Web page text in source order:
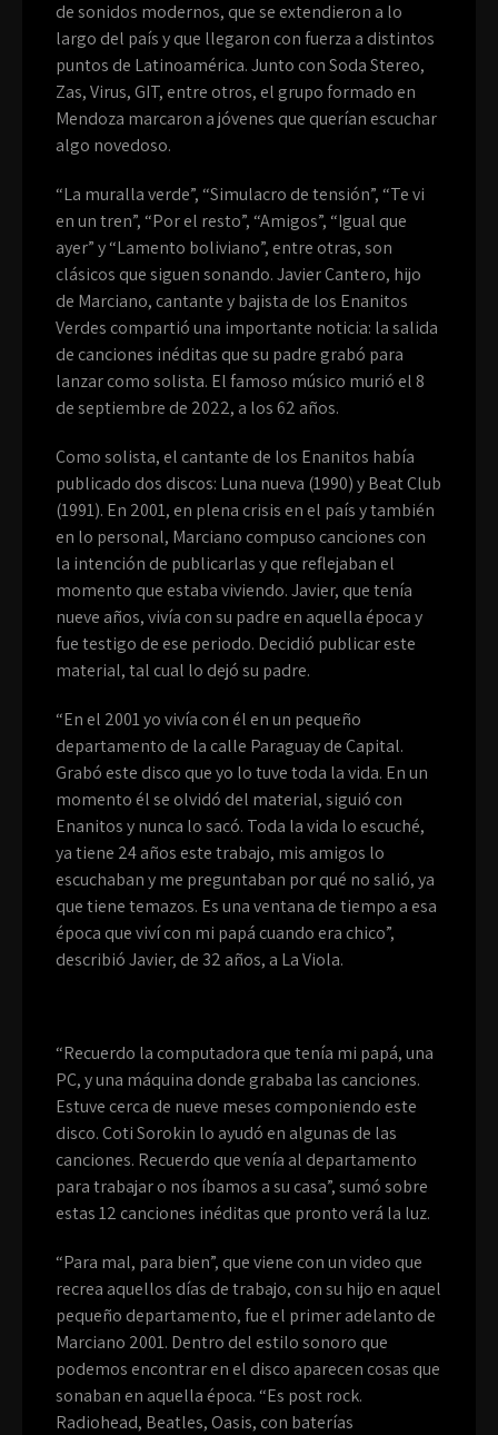
de sonidos modernos, que se extendieron a lo
largo del país y que llegaron con fuerza a distintos
puntos de Latinoamérica. Junto con Soda Stereo,
Zas, Virus, GIT, entre otros, el grupo formado en
Mendoza marcaron a jóvenes que querían escuchar
algo novedoso.
“La muralla verde”, “Simulacro de tensión”, “Te vi
en un tren”, “Por el resto”, “Amigos”, “Igual que
ayer” y “Lamento boliviano”, entre otras, son
clásicos que siguen sonando. Javier Cantero, hijo
de Marciano, cantante y bajista de los Enanitos
Verdes compartió una importante noticia: la salida
de canciones inéditas que su padre grabó para
lanzar como solista. El famoso músico murió el 8
de septiembre de 2022, a los 62 años.
Como solista, el cantante de los Enanitos había
publicado dos discos: Luna nueva (1990) y Beat Club
(1991). En 2001, en plena crisis en el país y también
en lo personal, Marciano compuso canciones con
la intención de publicarlas y que reflejaban el
momento que estaba viviendo. Javier, que tenía
nueve años, vivía con su padre en aquella época y
fue testigo de ese periodo. Decidió publicar este
material, tal cual lo dejó su padre.
“En el 2001 yo vivía con él en un pequeño
departamento de la calle Paraguay de Capital.
Grabó este disco que yo lo tuve toda la vida. En un
momento él se olvidó del material, siguió con
Enanitos y nunca lo sacó. Toda la vida lo escuché,
ya tiene 24 años este trabajo, mis amigos lo
escuchaban y me preguntaban por qué no salió, ya
que tiene temazos. Es una ventana de tiempo a esa
época que viví con mi papá cuando era chico”,
describió Javier, de 32 años, a La Viola.
“Recuerdo la computadora que tenía mi papá, una
PC, y una máquina donde grababa las canciones.
Estuve cerca de nueve meses componiendo este
disco. Coti Sorokin lo ayudó en algunas de las
canciones. Recuerdo que venía al departamento
para trabajar o nos íbamos a su casa”, sumó sobre
estas 12 canciones inéditas que pronto verá la luz.
“Para mal, para bien”, que viene con un video que
recrea aquellos días de trabajo, con su hijo en aquel
pequeño departamento, fue el primer adelanto de
Marciano 2001. Dentro del estilo sonoro que
podemos encontrar en el disco aparecen cosas que
sonaban en aquella época. “Es post rock.
Radiohead, Beatles, Oasis, con baterías